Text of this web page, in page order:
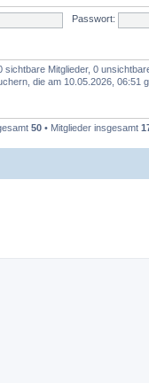
Passwort:
sichtbare Mitglieder, 0
die am 10.05.2026, 06:51
50 • Mitglieder insgesamt